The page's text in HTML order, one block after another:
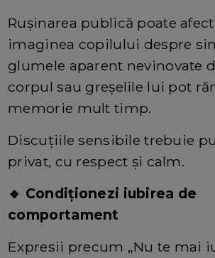
Rușinarea publică poate
imaginea copilului despre
glumele aparent nevinovate
corpul sau greșelile lui pot
memorie mult timp.
Discuțiile sensibile trebuie
privat, cu respect și calm.
🔹 Condiționezi iubirea de
comportament
Expresii precum „Nu te mai